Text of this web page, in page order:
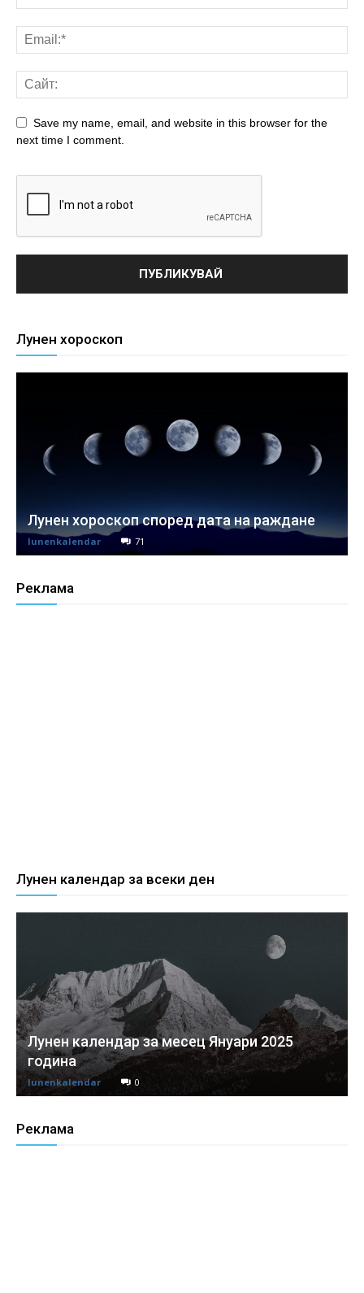
Save my name, email, and website in this browser for the
next time I comment.
Лунен хороскоп
Лунен хороскоп според дата на раждане
lunenkalendar 71
Реклама
Лунен календар за всеки ден
Лунен календар за месец Януари 2025
година
lunenkalendar 0
Реклама